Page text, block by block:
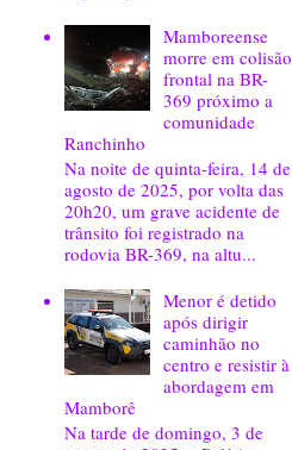
Mamboreense
morre em colisão
frontal na BR-
369 próximo a
comunidade
Ranchinho
Na noite de quinta-feira, 14 de
agosto de 2025, por volta das
20h20, um grave acidente de
trânsito foi registrado na
rodovia BR-369, na altu...
Menor é detido
após dirigir
caminhão no
centro e resistir à
abordagem em
Mamborê
Na tarde de domingo, 3 de